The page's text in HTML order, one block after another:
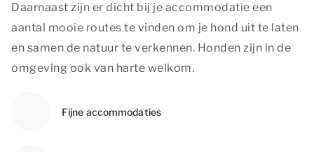
Daarnaast zijn er dicht bij je accommodatie een
aantal mooie routes te vinden om je hond uit te laten
en samen de natuur te verkennen. Honden zijn in de
omgeving ook van harte welkom.
Fijne accommodaties